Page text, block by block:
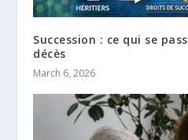
Succession : ce qui se
décès
March 6, 2026